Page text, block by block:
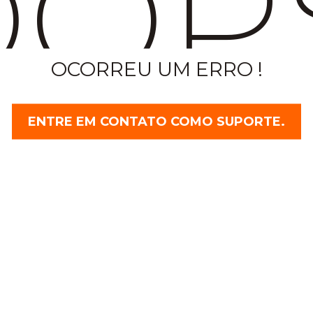
OCORREU UM ERRO !
ENTRE EM CONTATO COMO SUPORTE.